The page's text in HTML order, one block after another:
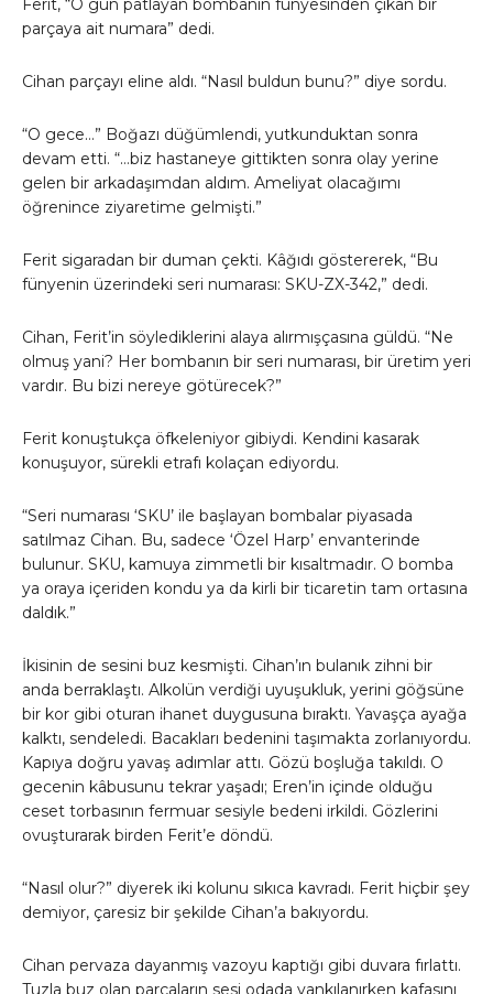
Ferit, “O gün patlayan bombanın fünyesinden çıkan bir
parçaya ait numara” dedi.
Cihan parçayı eline aldı. “Nasıl buldun bunu?” diye sordu.
“O gece…” Boğazı düğümlendi, yutkunduktan sonra
devam etti. “…biz hastaneye gittikten sonra olay yerine
gelen bir arkadaşımdan aldım. Ameliyat olacağımı
öğrenince ziyaretime gelmişti.”
Ferit sigaradan bir duman çekti. Kâğıdı göstererek, “Bu
fünyenin üzerindeki seri numarası: SKU-ZX-342,” dedi.
Cihan, Ferit’in söylediklerini alaya alırmışçasına güldü. “Ne
olmuş yani? Her bombanın bir seri numarası, bir üretim yeri
vardır. Bu bizi nereye götürecek?”
Ferit konuştukça öfkeleniyor gibiydi. Kendini kasarak
konuşuyor, sürekli etrafı kolaçan ediyordu.
“Seri numarası ‘SKU’ ile başlayan bombalar piyasada
satılmaz Cihan. Bu, sadece ‘Özel Harp’ envanterinde
bulunur. SKU, kamuya zimmetli bir kısaltmadır. O bomba
ya oraya içeriden kondu ya da kirli bir ticaretin tam ortasına
daldık.”
İkisinin de sesini buz kesmişti. Cihan’ın bulanık zihni bir
anda berraklaştı. Alkolün verdiği uyuşukluk, yerini göğsüne
bir kor gibi oturan ihanet duygusuna bıraktı. Yavaşça ayağa
kalktı, sendeledi. Bacakları bedenini taşımakta zorlanıyordu.
Kapıya doğru yavaş adımlar attı. Gözü boşluğa takıldı. O
gecenin kâbusunu tekrar yaşadı; Eren’in içinde olduğu
ceset torbasının fermuar sesiyle bedeni irkildi. Gözlerini
ovuşturarak birden Ferit’e döndü.
“Nasıl olur?” diyerek iki kolunu sıkıca kavradı. Ferit hiçbir şey
demiyor, çaresiz bir şekilde Cihan’a bakıyordu.
Cihan pervaza dayanmış vazoyu kaptığı gibi duvara fırlattı.
Tuzla buz olan parçaların sesi odada yankılanırken kafasını